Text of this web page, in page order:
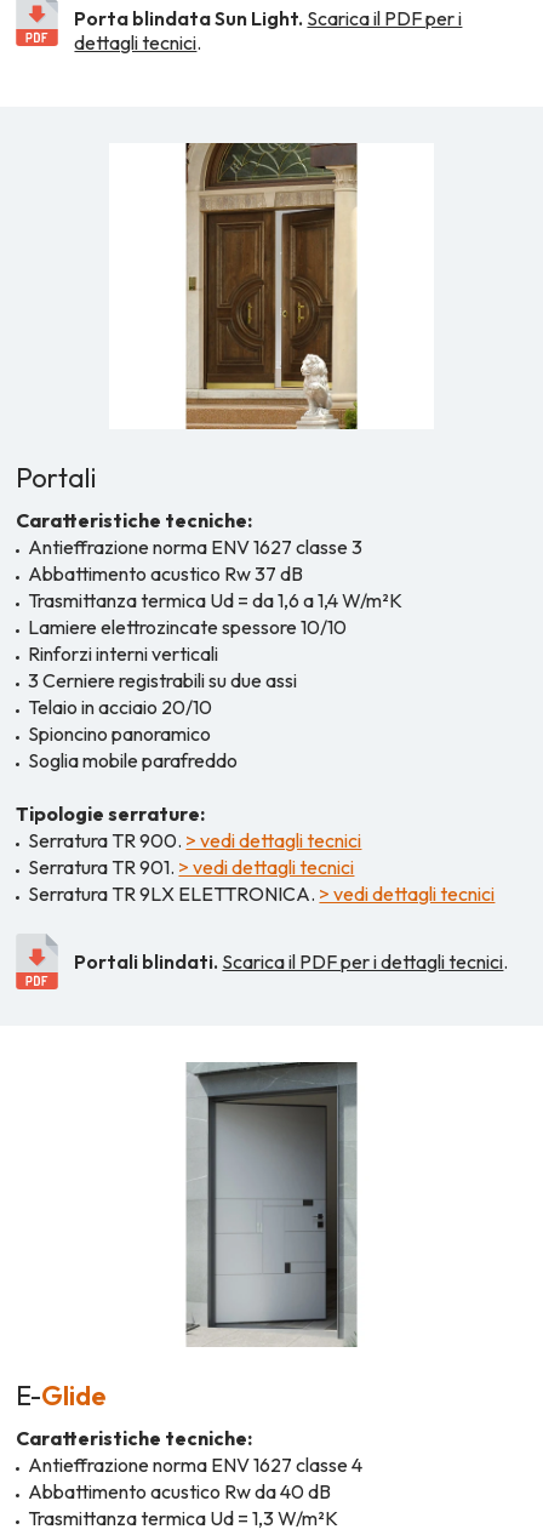
Porta blindata Sun Light. Scarica il PDF per i
dettagli tecnici.
Portali
Caratteristiche tecniche:
Antieffrazione norma ENV 1627 classe 3
Abbattimento acustico Rw 37 dB
Trasmittanza termica Ud = da 1,6 a 1,4 W/m²K
Lamiere elettrozincate spessore 10/10
Rinforzi interni verticali
3 Cerniere registrabili su due assi
Telaio in acciaio 20/10
Spioncino panoramico
Soglia mobile parafreddo
Tipologie serrature:
Serratura TR 900. > vedi dettagli tecnici
Serratura TR 901. > vedi dettagli tecnici
Serratura TR 9LX ELETTRONICA. > vedi dettagli tecnici
Portali blindati. Scarica il PDF per i dettagli tecnici.
E-Glide
Caratteristiche tecniche:
Antieffrazione norma ENV 1627 classe 4
Abbattimento acustico Rw da 40 dB
Trasmittanza termica Ud = 1,3 W/m²K